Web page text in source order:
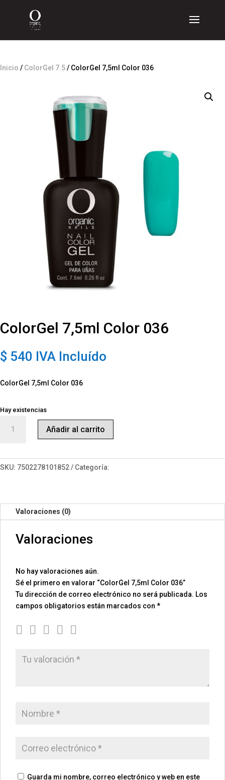
Inicio / ColorGel 7.5/ ColorGel 7,5ml Color 036
ColorGel 7,5ml Color 036
$ 540 IVA Incluído
ColorGel 7,5ml Color 036
Hay existencias
7,5ml
cantidad
Añadir al carrito
SKU: 7502278101852 Categoría:
Valoraciones (0)
Valoraciones
No hay valoraciones aún.
Sé el primero en valorar “ColorGel 7,5ml Color 036”
Tu dirección de correo electrónico no será publicada. Los
campos obligatorios están marcados con *
Guarda mi nombre, correo electrónico y web en este